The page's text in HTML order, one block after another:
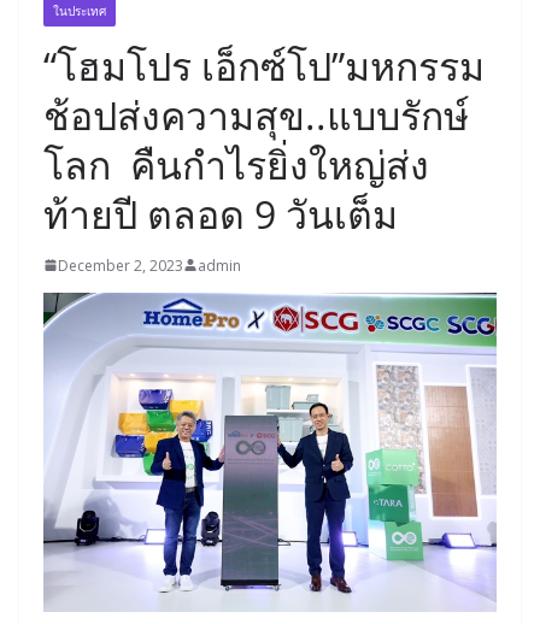
ในประเทศ
“โฮมโปร เอ็กซ์โป”มหกรรม
ช้อปส่งความสุข..แบบรักษ์
โลก คืนกำไรยิ่งใหญ่ส่ง
ท้ายปี ตลอด 9 วันเต็ม
December 2, 2023 admin